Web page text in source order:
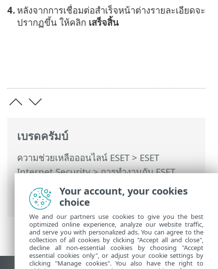
เบรดครัมบ์
ความช่วยเหลือออนไลน์ ESET> ESET
Internet Security>การทำงานกับ ESET
Internet Security
บัญชี ESET HOME >
เชื่อมต่อกับ ESET HOME
4. หลังจากการเชื่อมต่อสำเร็จหน้าต่างรายละเอียดจะ
ปรากฏขึ้น ให้คลิก เสร็จสิ้น
Your account, your cookies
choice
We and our partners use cookies to give you the best
optimized online experience, analyze our website traffic,
and serve you with personalized ads. You can agree to the
collection of all cookies by clicking "Accept all and close",
decline all non-essential cookies by choosing "Accept
essential cookies only", or adjust your cookie settings by
clicking "Manage cookies". You also have the right to